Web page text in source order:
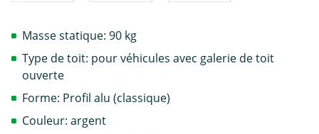
Masse statique: 90 kg
Type de toit: pour véhicules avec galerie de toit
ouverte
Forme: Profil alu (classique)
Couleur: argent